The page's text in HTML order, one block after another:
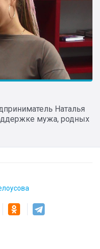
Наталья
мужа, родных